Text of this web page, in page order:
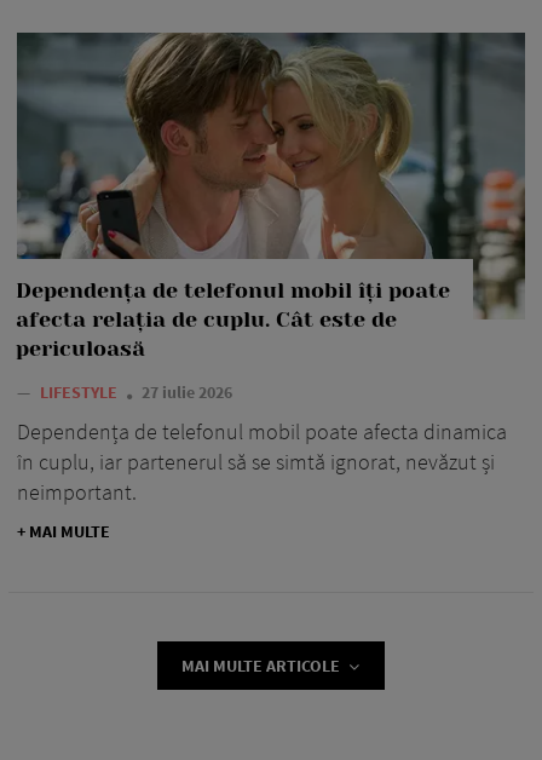
Dependența de telefonul mobil îți poate
afecta relația de cuplu. Cât este de
periculoasă
— LIFESTYLE 27 iulie 2026
Dependența de telefonul mobil poate afecta dinamica
în cuplu, iar partenerul să se simtă ignorat, nevăzut și
neimportant.
+ MAI MULTE
MAI MULTE ARTICOLE